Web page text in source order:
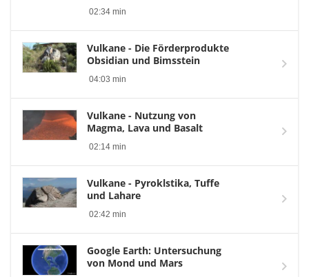
02:34 min
Vulkane - Die Förderprodukte
Obsidian und Bimsstein
04:03 min
Vulkane - Nutzung von
Magma, Lava und Basalt
02:14 min
Vulkane - Pyroklstika, Tuffe
und Lahare
02:42 min
Google Earth: Untersuchung
von Mond und Mars